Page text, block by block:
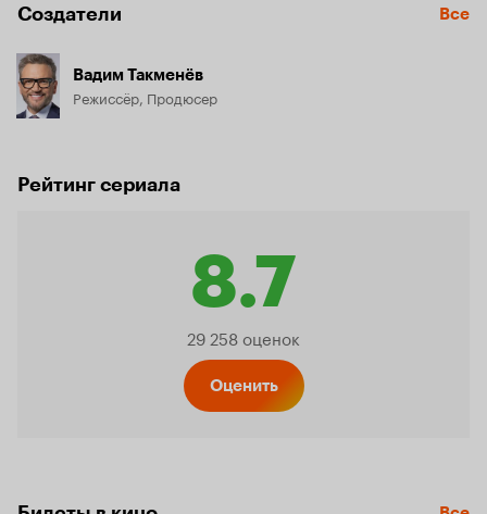
Создатели Все
Вадим Такменёв
Режиссёр, Продюсер
Рейтинг сериала
8.7
Рейтинг
29 258 оценок
Оценить